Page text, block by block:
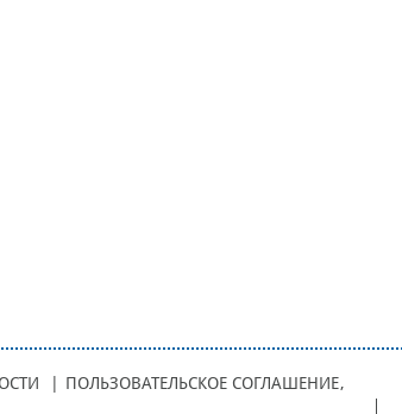
ПОЛЬЗОВАТЕЛЬСКОЕ СОГЛАШЕНИЕ,